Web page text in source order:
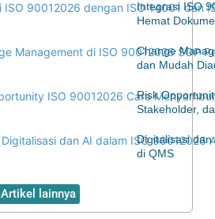
Integrasi ISO
Hemat
Change
dan Mudah
Risk
Stakeholder,
Digitalisasi
di QMS
Artikel lainnya